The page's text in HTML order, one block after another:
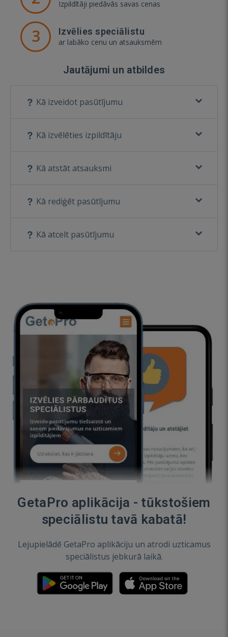
Izpildītāji piedāvās savas cenas
3 Izvēlies speciālistu
ar labāko cenu un atsauksmēm
Jautājumi un atbildes
Kā izveidot pasūtījumu
Kā izvēlēties izpildītāju
Kā atstāt atsauksmi
Kā rediģēt pasūtījumu
Kā atcelt pasūtījumu
GetaPro aplikācija - tūkstošiem
speciālistu tavā kabatā!
Lejupielādē GetaPro aplikāciju un atrodi uzticamus
speciālistus jebkurā laikā.